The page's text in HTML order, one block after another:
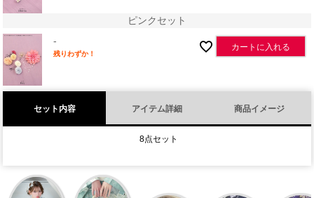
ピンクセット
-
残りわずか！
カートに入れる
セット内容 アイテム詳細 商品イメージ
8点セット